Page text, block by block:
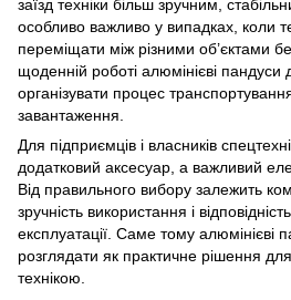
заїзд техніки більш зручним,
особливо важливо у випадках, коли
переміщати між різними об’єктами
щоденній роботі алюмінієві
організувати процес
завантаження.
Для підприємців і власників
додатковий аксесуар, а важливий
Від правильного вибору залежить
зручність використання і
експлуатації. Саме тому алюмінієві
розглядати як практичне рішення
технікою.